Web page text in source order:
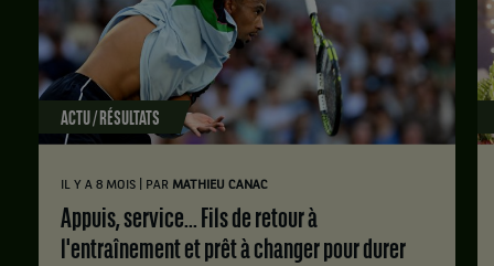
ACTU / RÉSULTATS
IL Y A 8 MOIS PAR MATHIEU CANAC
Appuis, service... Fils de retour à
l'entraînement et prêt à changer pour durer